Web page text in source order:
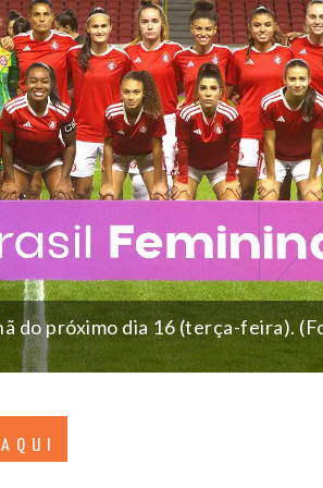
do próximo dia 16 (terça-feira).